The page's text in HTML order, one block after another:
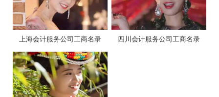
上海会计服务公司工商名录 四川会计服务公司工商名录